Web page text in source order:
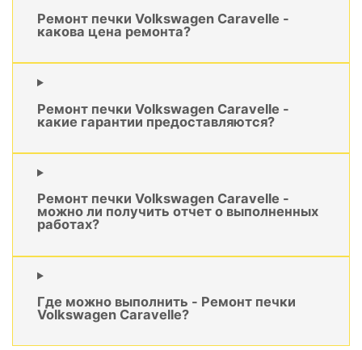
Ремонт печки Volkswagen Caravelle -
какова цена ремонта?
Ремонт печки Volkswagen Caravelle -
какие гарантии предоставляются?
Ремонт печки Volkswagen Caravelle -
можно ли получить отчет о выполненных
работах?
Где можно выполнить - Ремонт печки
Volkswagen Caravelle?